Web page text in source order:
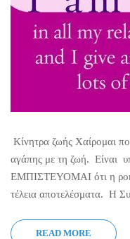
Κίνητρα ζωής Χαίρομαι
αγάπης με τη ζωή. Είναι
ΕΜΠΙΣΤΕΥΟΜΑΙ ότι η ροή
τέλεια αποτελέσματα. Η
READ MORE